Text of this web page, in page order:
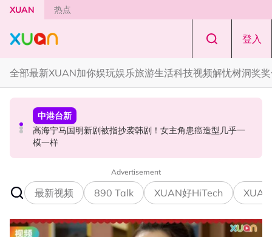
Skip to main content
XUAN 热点
登入
全部最新XUAN加你娱玩娱乐旅游生活科技视频解忧树洞奖
中港台新
高海宁马国明新剧被指抄袭韩剧！女主角患癌造型几乎一
模一样
中港台新
网传周杰伦有私生子！杰威尔怒发声明：纯属恶意造谣！
国际星闻
JENNIE认曾因身体自卑！感谢BLACKPINK：我从没迷失
过！
Advertisement
最新视频 890 Talk XUAN好HiTech